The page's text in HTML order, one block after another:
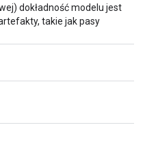
dokładność modelu jest
takie jak pasy